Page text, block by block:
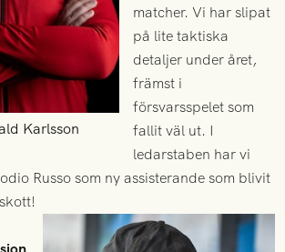
Karlsson
matcher. Vi har slipat
på lite taktiska
detaljer under året,
främst i
försvarsspelet som
fallit väl ut. I
ledarstaben har vi
Russo som ny assisterande som blivit